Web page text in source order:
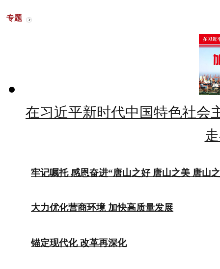
专题
在习近平新时代中国特色社会
牢记嘱托 感恩奋进“唐山之好 唐山之美 唐山
大力优化营商环境 加快高质量发展
锚定现代化 改革再深化